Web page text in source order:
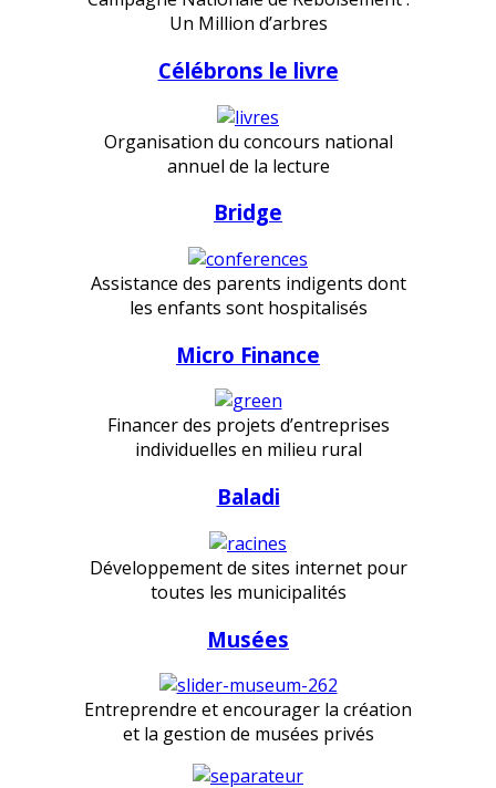
Un Million d’arbres
Célébrons le livre
Organisation du concours national
annuel de la lecture
Bridge
Assistance des parents indigents dont
les enfants sont hospitalisés
Micro Finance
Financer des projets d’entreprises
individuelles en milieu rural
Baladi
Développement de sites internet pour
toutes les municipalités
Musées
Entreprendre et encourager la création
et la gestion de musées privés